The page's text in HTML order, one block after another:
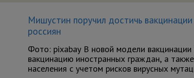
Мишустин поручил достичь
россиян
Фото: pixabay В новой модели вакцинации
вакцинацию иностранных граждан, а
населения с учетом рисков вирусных